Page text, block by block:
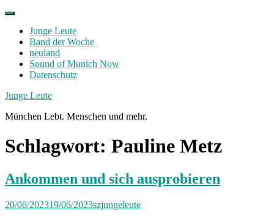
Skip
contentJunge Leute
Band der Woche
neuland
Sound of Munich Now
Datenschutz
Facebook
Twitter
Instagram
Junge Leute
München Lebt. Menschen und mehr.
Schlagwort: Pauline Metz
Ankommen und sich ausprobieren
20/06/202319/06/2023szjungeleute